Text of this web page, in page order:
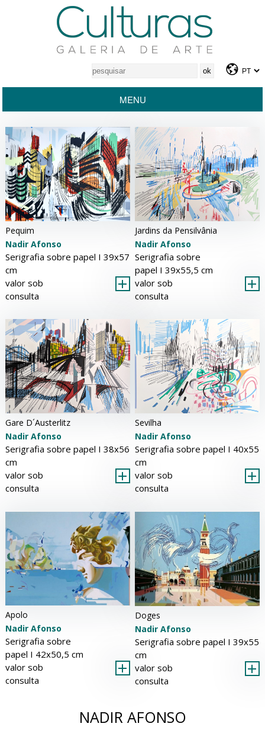
MENU
Pequim
Nadir Afonso
Serigrafia sobre papel Ι 39x57
cm
valor sob
consulta
Jardins da Pensilvânia
Nadir Afonso
Serigrafia sobre
papel Ι 39x55,5 cm
valor sob
consulta
Gare D´Austerlitz
Nadir Afonso
Serigrafia sobre papel Ι 38x56
cm
valor sob
consulta
Sevilha
Nadir Afonso
Serigrafia sobre papel Ι 40x55
cm
valor sob
consulta
Apolo
Nadir Afonso
Serigrafia sobre
papel Ι 42x50,5 cm
valor sob
consulta
Doges
Nadir Afonso
Serigrafia sobre papel Ι 39x55
cm
valor sob
consulta
NADIR AFONSO